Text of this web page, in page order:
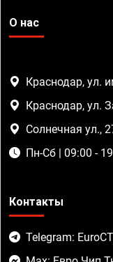
О нас
Краснодар, ул.
Краснодар, ул.
Солнечная ул.,
Пн-Сб | 09:00 -
Контакты
Telegram: